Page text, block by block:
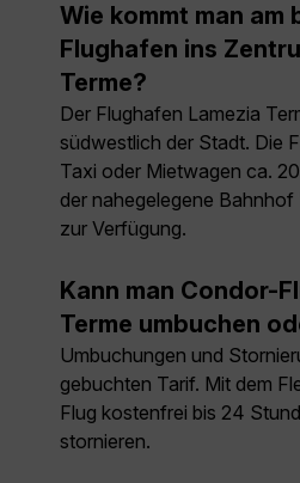
Wie kommt man am
Flughafen ins
Terme?
Der Flughafen Lamezia
südwestlich der Stadt. Die
Taxi oder Mietwagen ca.
der nahegelegene
zur Verfügung.
Kann man Condor-
Terme umbuchen
Umbuchungen und
gebuchten Tarif. Mit dem
Flug kostenfrei bis 24
stornieren.